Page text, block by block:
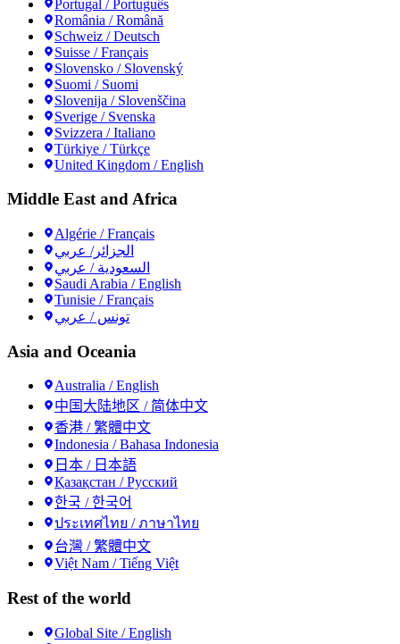
Portugal / Português
România / Română
Schweiz / Deutsch
Suisse / Français
Slovensko / Slovenský
Suomi / Suomi
Slovenija / Slovenščina
Sverige / Svenska
Svizzera / Italiano
Türkiye / Türkçe
United Kingdom / English
Middle East and Africa
Algérie / Français
الجزائر/ عربي
السعودية / عربي
Saudi Arabia / English
Tunisie / Français
تونس / عربي
Asia and Oceania
Australia / English
中国大陆地区 / 简体中文
香港 / 繁體中文
Indonesia / Bahasa Indonesia
日本 / 日本語
Қазақстан / Русский
한국 / 한국어
ประเทศไทย / ภาษาไทย
台灣 / 繁體中文
Việt Nam / Tiếng Việt
Rest of the world
Global Site / English